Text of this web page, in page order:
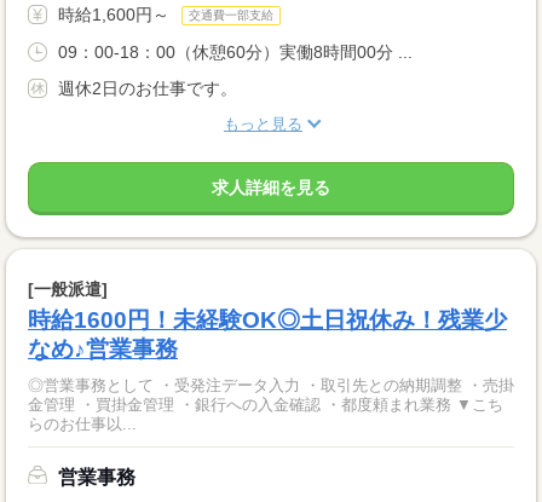
時給1,600円～ 交通費一部支給
09：00-18：00（休憩60分）実働8時間00分 ...
週休2日のお仕事です。
もっと見る
求人詳細を見る
[一般派遣]
時給1600円！未経験OK◎土日祝休み！残業少
なめ♪営業事務
◎営業事務として ・受発注データ入力 ・取引先との納期調整 ・売掛
金管理 ・買掛金管理 ・銀行への入金確認 ・都度頼まれ業務 ▼こち
らのお仕事以...
営業事務